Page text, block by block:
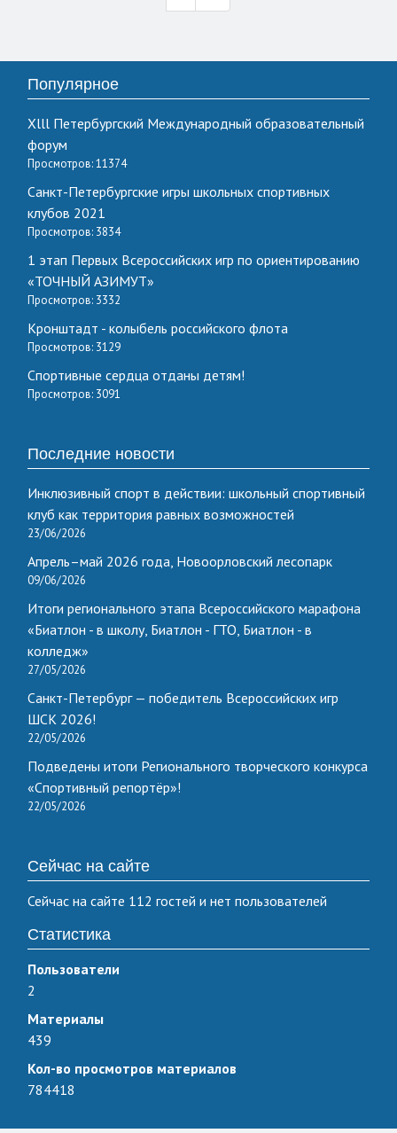
Популярное
Xlll Петербургский Международный образовательный
форум
Просмотров: 11374
Санкт-Петербургские игры школьных спортивных
клубов 2021
Просмотров: 3834
1 этап Первых Всероссийских игр по ориентированию
«ТОЧНЫЙ АЗИМУТ»
Просмотров: 3332
Кронштадт - колыбель российского флота
Просмотров: 3129
Спортивные сердца отданы детям!
Просмотров: 3091
Последние новости
Инклюзивный спорт в действии: школьный спортивный
клуб как территория равных возможностей
23/06/2026
Апрель–май 2026 года, Новоорловский лесопарк
09/06/2026
Итоги регионального этапа Всероссийского марафона
«Биатлон - в школу, Биатлон - ГТО, Биатлон - в
колледж»
27/05/2026
Санкт-Петербург — победитель Всероссийских игр
ШСК 2026!
22/05/2026
Подведены итоги Регионального творческого конкурса
«Спортивный репортёр»!
22/05/2026
Сейчас на сайте
Сейчас на сайте 112 гостей и нет пользователей
Статистика
Пользователи
2
Материалы
439
Кол-во просмотров материалов
784418